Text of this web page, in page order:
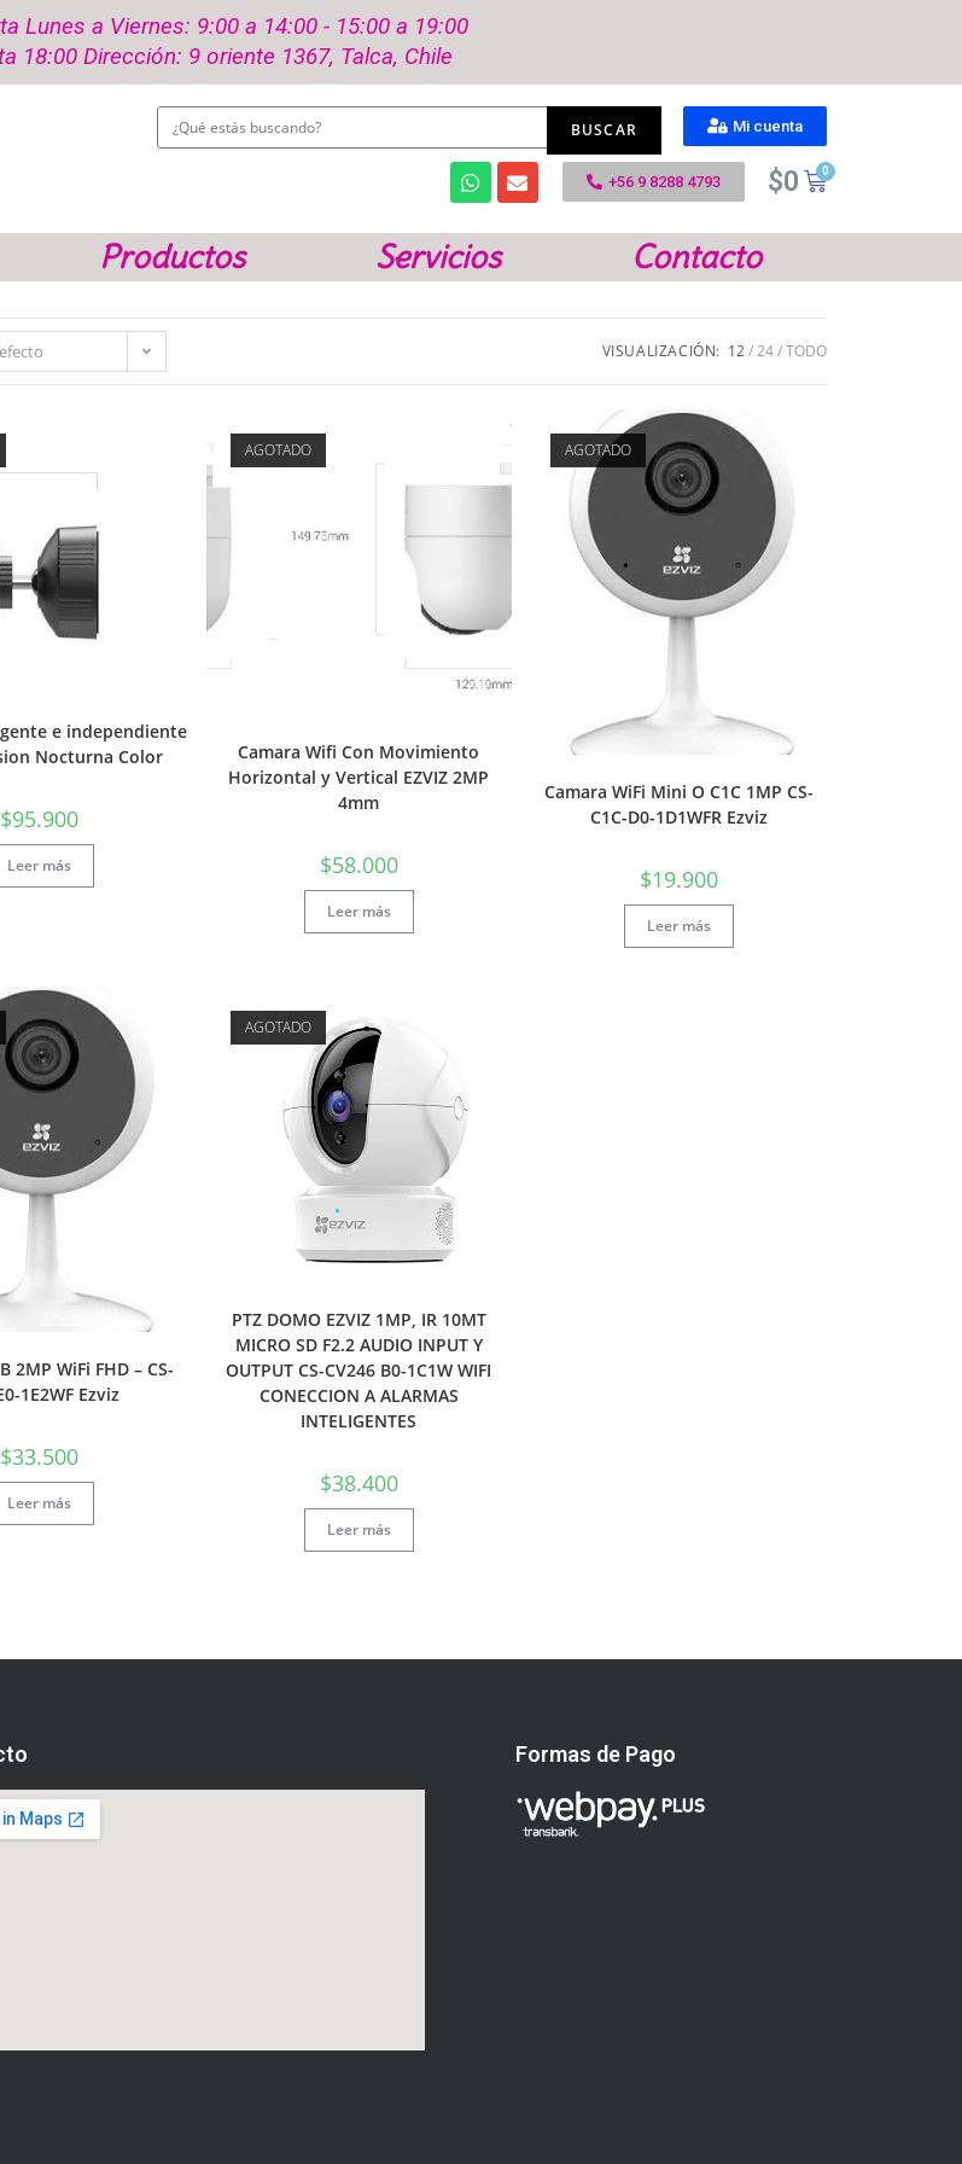
Lunes a Viernes: 9:00 a 14:00 - 15:00 a 19:00
18:00 Dirección: 9 oriente 1367, Talca, Chile
Mi cuenta
+56 9 8288 4793 $0
Productos Servicios Contacto
VISUALIZACIÓN: 12 24 TODO
e independiente
Nocturna Color
$95.900
Leer más
AGOTADO
Camara Wifi Con Movimiento
Horizontal y Vertical EZVIZ 2MP
4mm
$58.000
Leer más
AGOTADO
Camara WiFi Mini O C1C 1MP CS-
C1C-D0-1D1WFR Ezviz
$19.900
Leer más
2MP WiFi FHD – CS-
1E2WF Ezviz
$33.500
Leer más
AGOTADO
PTZ DOMO EZVIZ 1MP, IR 10MT
MICRO SD F2.2 AUDIO INPUT Y
OUTPUT CS-CV246 B0-1C1W WIFI
CONECCION A ALARMAS
INTELIGENTES
$38.400
Leer más
Formas de Pago